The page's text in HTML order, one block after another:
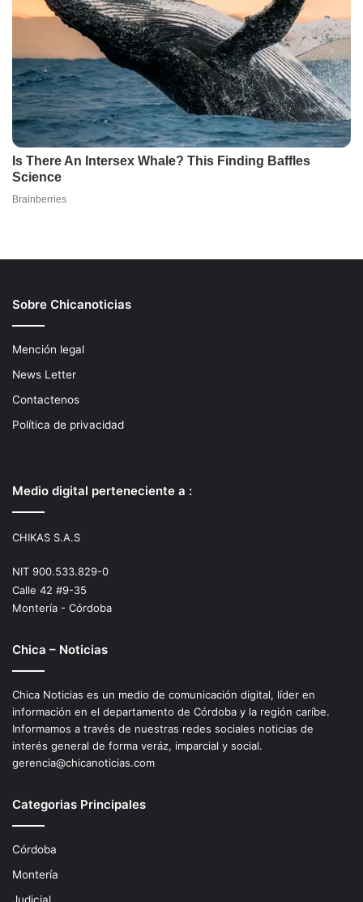
Sobre Chicanoticias
Mención legal
News Letter
Contactenos
Política de privacidad
Medio digital perteneciente a :
CHIKAS S.A.S
NIT 900.533.829-0
Calle 42 #9-35
Montería - Córdoba
Chica – Noticias
Chica Noticias es un medio de comunicación digital, líder en
información en el departamento de Córdoba y la región caríbe.
Informamos a través de nuestras redes sociales noticias de
interés general de forma veráz, imparcial y social.
gerencia@chicanoticias.com
Categorias Principales
Córdoba
Montería